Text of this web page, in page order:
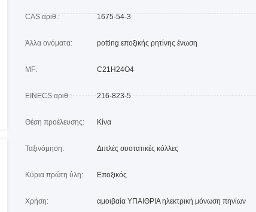
CAS αριθ.: 1675-54-3
Άλλα ονόματα: potting εποξικής ρητίνης ένωση
MF: C21H24O4
EINECS αριθ.: 216-823-5
Θέση προέλευσης: Κίνα
Ταξινόμηση: Διπλές συστατικές κόλλες
Κύρια πρώτη ύλη: Εποξικός
Χρήση: αμοιβαία ΥΠΑΙΘΡΙΑ ηλεκτρική μόνωση πηνίων